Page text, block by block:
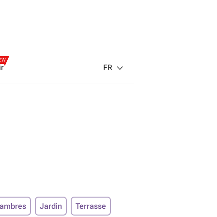
FR
Jardin Terrasse